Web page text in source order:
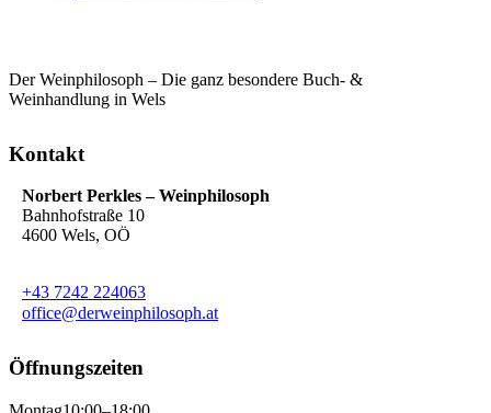
Der Weinphilosoph – Die ganz besondere Buch- &
Weinhandlung in Wels
Kontakt
Norbert Perkles – Weinphilosoph
Bahnhofstraße 10
4600 Wels, OÖ
+43 7242 224063
office@derweinphilosoph.at
Öffnungszeiten